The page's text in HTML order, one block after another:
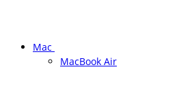
Mac
MacBook Air